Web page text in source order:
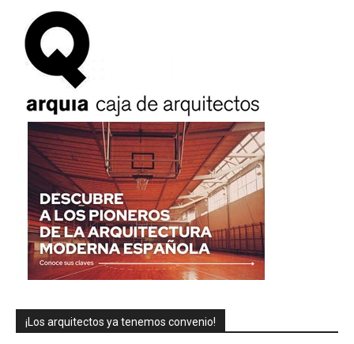
¡Los arquitectos ya tenemos convenio!